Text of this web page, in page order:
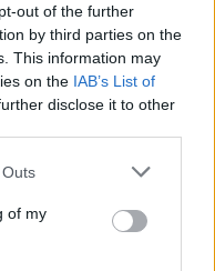
out of the further
by third parties on the
This information may
on the IAB’s List of
disclose it to other
of my
ΚΑΤΗΓΟΡΊΑ